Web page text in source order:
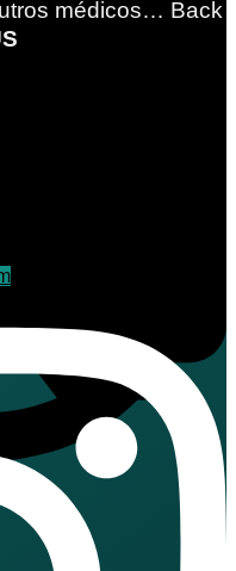
médicos… Back